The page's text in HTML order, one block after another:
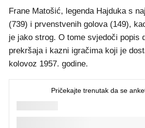
​Frane Matošić, legenda Hajduka s
(739) i prvenstvenih golova (149),
je jako strog. O tome svjedoči popis
prekršaja i kazni igračima koji je
kolovoz 1957. godine.